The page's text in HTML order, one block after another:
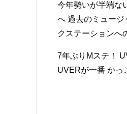
今年勢いが半端な
へ 過去のミュー
クステーション
7年ぶりMステ！
UVERが一番 かっ